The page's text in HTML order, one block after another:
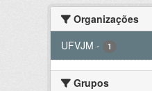
Organizações
UFVJM - 1
Grupos